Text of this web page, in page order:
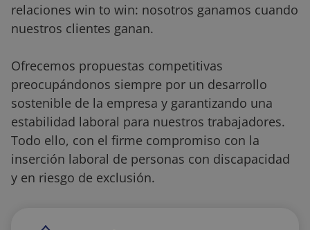
relaciones win to win: nosotros ganamos cuando
nuestros clientes ganan.
Ofrecemos propuestas competitivas
preocupándonos siempre por un desarrollo
sostenible de la empresa y garantizando una
estabilidad laboral para nuestros trabajadores.
Todo ello, con el firme compromiso con la
inserción laboral de personas con discapacidad
y en riesgo de exclusión.